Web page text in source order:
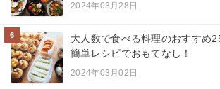
2024年03月28日
6
大人数で食べる料理のおすすめ
簡単レシピでおもてなし！
2024年03月02日